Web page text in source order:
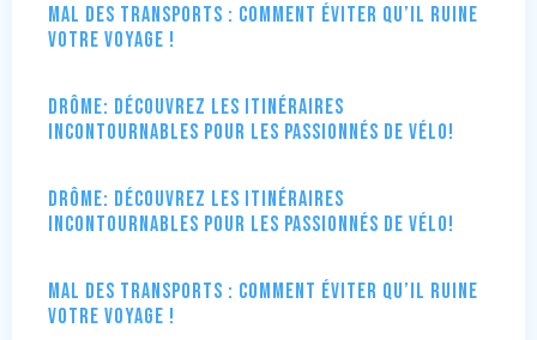
Mal des transports : comment éviter qu’il ruine
votre voyage !
Drôme: Découvrez les itinéraires
incontournables pour les passionnés de vélo!
Drôme: Découvrez les itinéraires
incontournables pour les passionnés de vélo!
Mal des transports : comment éviter qu’il ruine
votre voyage !